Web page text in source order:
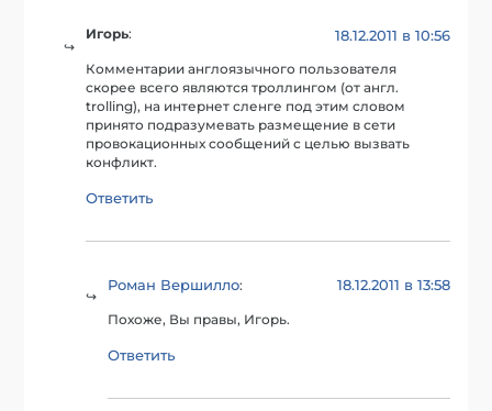
Игорь: 18.12.2011 в 10:56
Комментарии англоязычного пользователя
скорее всего являются троллингом (от англ.
trolling), на интернет сленге под этим словом
принято подразумевать размещение в сети
провокационных сообщений с целью вызвать
конфликт.
Ответить
Роман Вершилло: 18.12.2011 в 13:58
Похоже, Вы правы, Игорь.
Ответить